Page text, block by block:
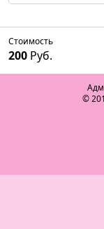
Стоимость
200 Руб.
©